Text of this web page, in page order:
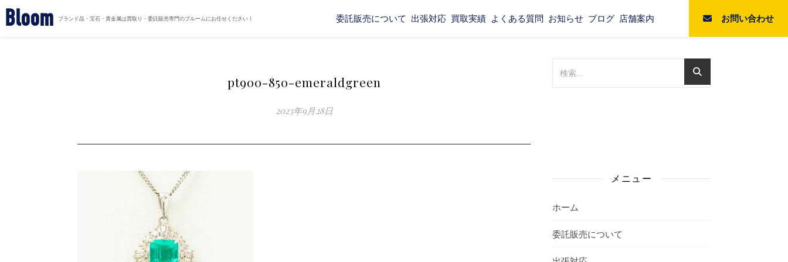
Bloom ブランド品・宝石・貴金属は買取り・委託販売専門のブルームにお任せください！ 委託販売について 出張対応 買取実績 よくある質問 お知らせ ブログ 店舗案内 お問い合わせ
pt900-850-emeraldgreen
2023年9月28日
メニュー
ホーム
委託販売について